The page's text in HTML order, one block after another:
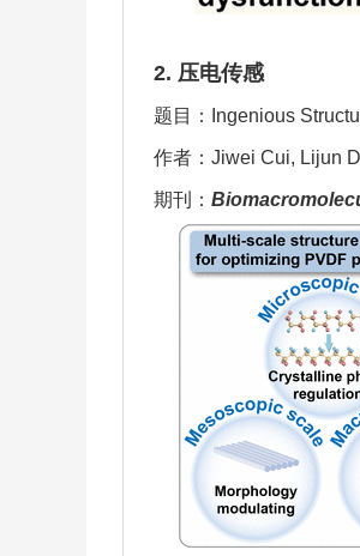
2. 压电传感
题目： Ingenious
作者： Jiwei Cui, Lijun
期刊：